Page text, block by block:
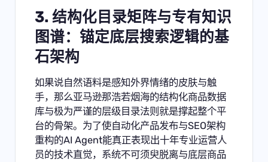
3. 结构化目录矩阵与专有知识
图谱：锚定底层搜索逻辑的基
石架构
如果说自然语料是感知外界情绪的皮肤与触
手，那么亚马逊那浩若烟海的结构化商品数据
库与极为严谨的层级目录法则就是撑起整个平
台的骨架。为了使自动化产品发布与SEO架构
重构的AI Agent能真正表现出十年专业运营人
员的技术直觉，系统不可须臾脱离与底层商品